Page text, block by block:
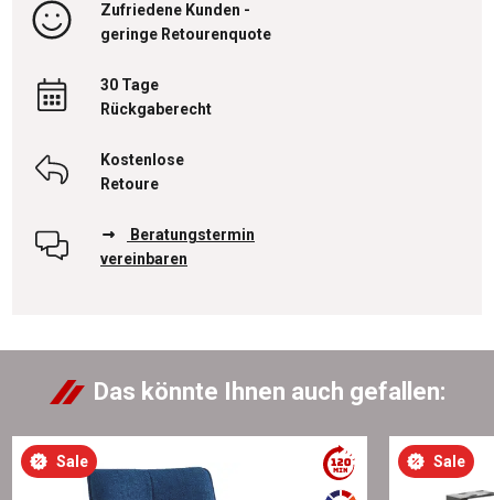
Zufriedene Kunden -
geringe Retourenquote
30 Tage
Rückgaberecht
Kostenlose
Retoure
Beratungstermin
vereinbaren
Das könnte Ihnen auch gefallen:
Sale Sale